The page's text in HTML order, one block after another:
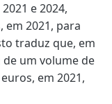
e 2024,
em 2021, para
traduz que, em
de um volume de
em 2021,